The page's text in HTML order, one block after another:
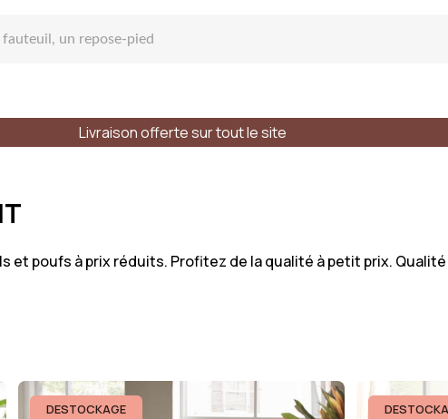
Canapé scandinave
Canapé en tissu
Livraison offerte sur tout le site
et poufs à prix réduits. Profitez de la qualité à petit prix.
DESTOCKAGE